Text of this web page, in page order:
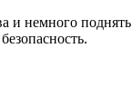
и немного